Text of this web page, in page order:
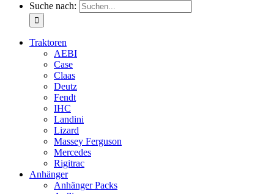
Suche nach:
Traktoren
AEBI
Case
Claas
Deutz
Fendt
IHC
Landini
Lizard
Massey Ferguson
Mercedes
Rigitrac
Anhänger
Anhänger Packs